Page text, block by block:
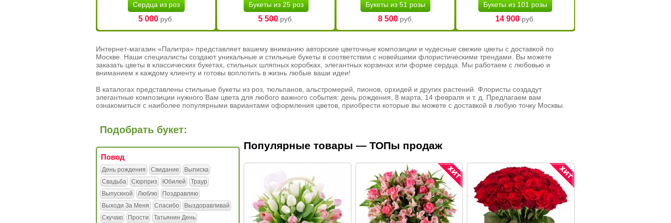
Сердца из роз
5 000 руб.
Букеты из 25 роз
5 500 руб.
Букеты из 51 розы
8 500руб.
Букеты из 101 розы
14 900руб.
Интернет-магазин «Палитра» представляет вашему вниманию авторские цветочные композиции и чудесные свежие цветы с доставкой по
Москве. Наши специалисты создают уникальные и стильные букеты в соответствии с новейшими флористическими трендами. Вы можете
заказать цветы в классических букетах, стильных шляпных коробках, элегантных корзинах или форме сердца. Мы работаем с любовью и
вниманием к каждому клиенту и готовы воплотить в жизнь любые ваши идеи!
В каталогах представлены стильные букеты из роз, тюльпанов, альстромерий, пионов, орхидей и других растений. Флористы создадут
элегантные композиции нужного Вам цвета для любого важного события: день рождения, 8 марта, 14 февраля и т. д. Предлагаем вам
ознакомиться с наиболее популярными вариантами оформления цветов, приобрести которые вы можете с доставкой в любую точку Москвы.
Подобрать букет:
Повод
День рождения Свидание
Выписка
Свадьба
Сюрприз Юбилей
Траур
Выпускной
Люблю
Поздравляю
Выходи За Меня
Спасибо
Выздоравливай
Скучаю
Прости Татьянин День
Популярные товары — ТОПы продаж